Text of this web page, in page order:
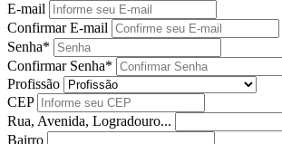
E-mail
Confirmar E-mail
Senha*
Confirmar Senha*
Profissão
CEP
Rua, Avenida, Logradouro...
Bairro